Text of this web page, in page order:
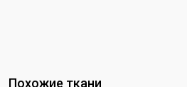
Похожие ткани